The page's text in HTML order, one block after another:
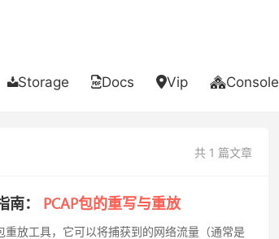
Storage Docs Vip Console
共 1 篇文章
南： PCAP包的重写与重放
放工具，它可以将捕获到的网络流量（通常是